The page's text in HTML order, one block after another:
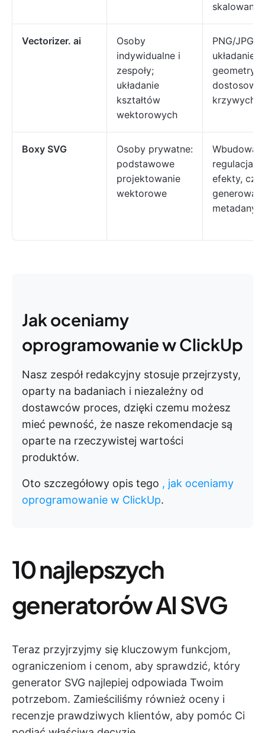
Vectorizer. ai
Osoby
indywidualne i
zespoły;
układanie
kształtów
wektorowych
PNG/JPG
układanie
krzywych/
Boxy SVG
Osoby prywatne:
podstawowe
projektowanie
wektorowe
regulacja
efekty,
Jak oceniamy
oprogramowanie w ClickUp
Nasz zespół redakcyjny stosuje przejrzysty,
oparty na badaniach i niezależny od
dostawców proces, dzięki czemu możesz
mieć pewność, że nasze rekomendacje są
oparte na rzeczywistej wartości
produktów.
Oto szczegółowy opis tego , jak oceniamy
oprogramowanie w ClickUp.
10 najlepszych
generatorów AI SVG
Teraz przyjrzyjmy się kluczowym funkcjom,
ograniczeniom i cenom, aby sprawdzić, który
generator SVG najlepiej odpowiada Twoim
potrzebom. Zamieściliśmy również oceny i
recenzje prawdziwych klientów, aby pomóc Ci